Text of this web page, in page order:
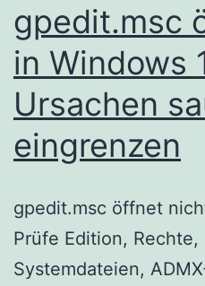
gpedit.msc
in Windows
Ursachen
eingrenzen
gpedit.msc öffnet
Prüfe Edition, Rechte,
Systemdateien,